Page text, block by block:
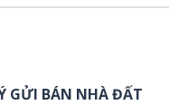
GỬI BÁN NHÀ ĐẤT